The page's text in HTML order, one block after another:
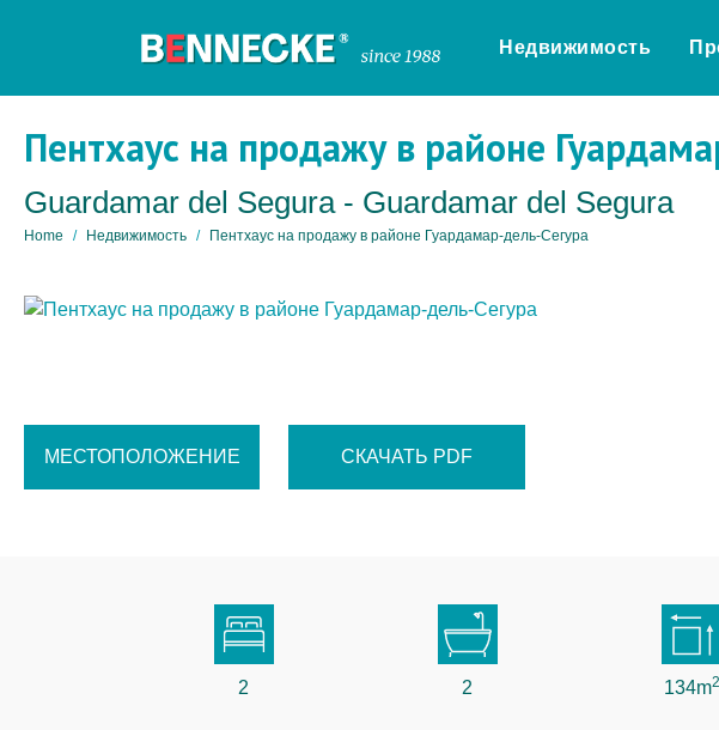
Недвижимость
Пентхаус на продажу в районе
Guardamar del Segura - Guardamar del Segura
Home Недвижимость Пентхаус на продажу в районе Гуардамар-дель-Сегура
МЕСТОПОЛОЖЕНИЕ СКАЧАТЬ PDF
2 2 134m2